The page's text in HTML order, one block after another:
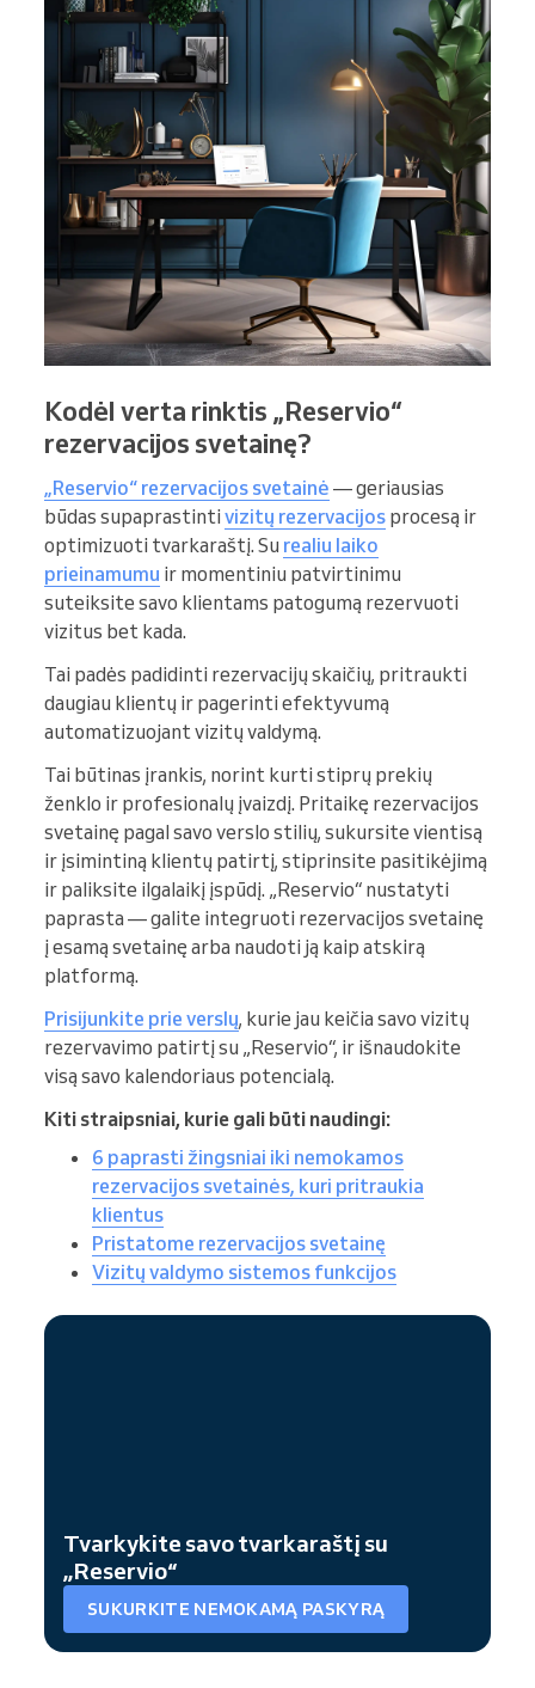
Kodėl verta rinktis „Reservio“
rezervacijos svetainę?
„Reservio“ rezervacijos svetainė — geriausias
būdas supaprastinti vizitų rezervacijos procesą ir
optimizuoti tvarkaraštį. Su realiu laiko
prieinamumu ir momentiniu patvirtinimu
suteiksite savo klientams patogumą rezervuoti
vizitus bet kada.
Tai padės padidinti rezervacijų skaičių, pritraukti
daugiau klientų ir pagerinti efektyvumą
automatizuojant vizitų valdymą.
Tai būtinas įrankis, norint kurti stiprų prekių
ženklo ir profesionalų įvaizdį. Pritaikę rezervacijos
svetainę pagal savo verslo stilių, sukursite vientisą
ir įsimintiną klientų patirtį, stiprinsite pasitikėjimą
ir paliksite ilgalaikį įspūdį. „Reservio“ nustatyti
paprasta — galite integruoti rezervacijos svetainę
į esamą svetainę arba naudoti ją kaip atskirą
platformą.
Prisijunkite prie verslų, kurie jau keičia savo vizitų
rezervavimo patirtį su „Reservio“, ir išnaudokite
visą savo kalendoriaus potencialą.
Kiti straipsniai, kurie gali būti naudingi:
6 paprasti žingsniai iki nemokamos
rezervacijos svetainės, kuri pritraukia
klientus
Pristatome rezervacijos svetainę
Vizitų valdymo sistemos funkcijos
Tvarkykite savo tvarkaraštį su
„Reservio“
SUKURKITE NEMOKAMĄ PASKYRĄ